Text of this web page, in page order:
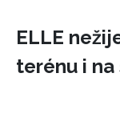
ELLE
terénu i